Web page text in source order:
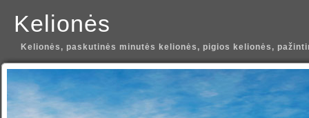
Kelionės
Kelionės, paskutinės minutės kelionės, pigios kelionės,